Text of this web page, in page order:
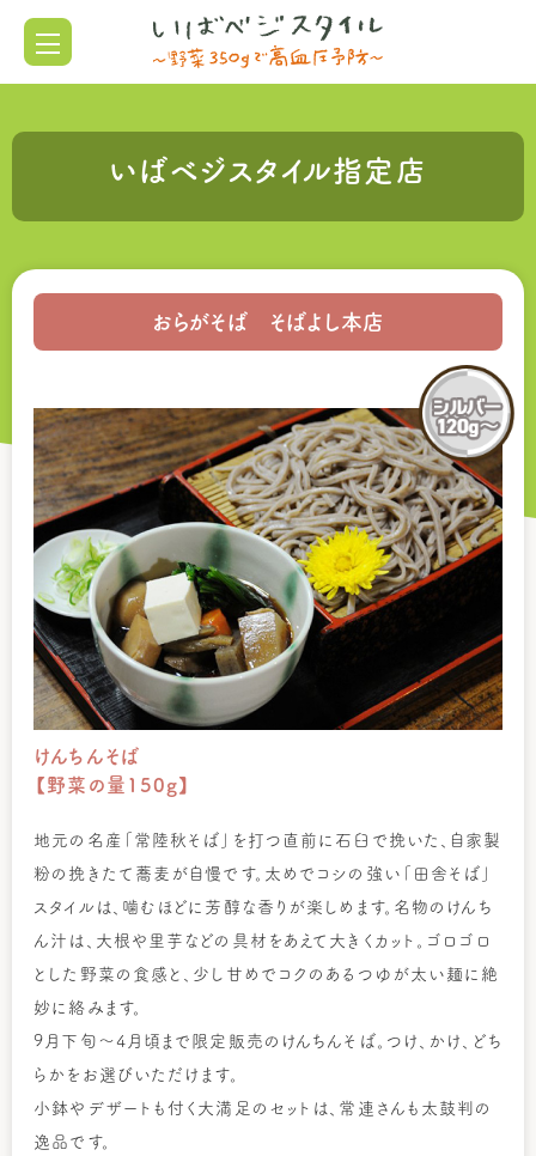
いばベジスタイル指定店
おらがそば そばよし本店
けんちんそば
【野菜の量150g】
地元の名産「常陸秋そば」を打つ直前に石臼で挽いた、自家製
粉の挽きたて蕎麦が自慢です。太めでコシの強い「田舎そば」
スタイルは、噛むほどに芳醇な香りが楽しめます。名物のけんち
ん汁は、大根や里芋などの具材をあえて大きくカット。ゴロゴロ
とした野菜の食感と、少し甘めでコクのあるつゆが太い麺に絶
妙に絡みます。
9月下旬～4月頃まで限定販売のけんちんそば。つけ、かけ、どち
らかをお選びいただけます。
小鉢やデザートも付く大満足のセットは、常連さんも太鼓判の
逸品です。